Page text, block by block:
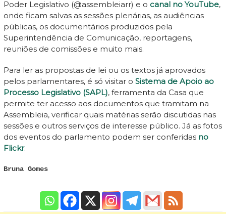
Poder Legislativo (@assembleiarr) e o canal no YouTube,
onde ficam salvas as sessões plenárias, as audiências
públicas, os documentários produzidos pela
Superintendência de Comunicação, reportagens,
reuniões de comissões e muito mais.
Para ler as propostas de lei ou os textos já aprovados
pelos parlamentares, é só visitar o Sistema de Apoio ao
Processo Legislativo (SAPL), ferramenta da Casa que
permite ter acesso aos documentos que tramitam na
Assembleia, verificar quais matérias serão discutidas nas
sessões e outros serviços de interesse público. Já as fotos
dos eventos do parlamento podem ser conferidas no
Flickr.
Bruna Gomes